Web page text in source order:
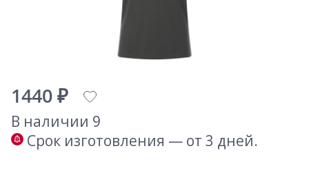
1440 ₽
В наличии 9
Срок изготовления — от 3 дней.